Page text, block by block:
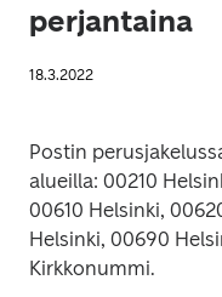
perjantaina
18.3.2022
Postin
alueilla: 00210
00610 Helsinki,
Helsinki, 00690
Kirkkonummi.